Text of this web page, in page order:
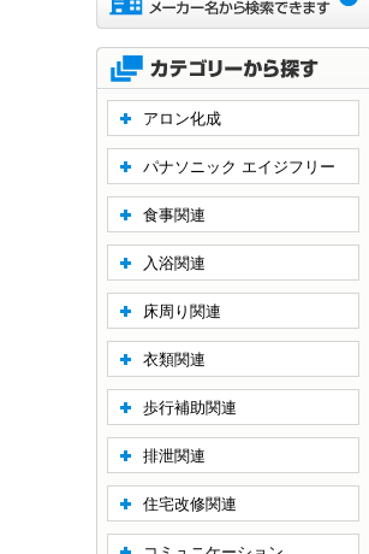
アロン化成
パナソニック エイジフリー
食事関連
入浴関連
床周り関連
衣類関連
歩行補助関連
排泄関連
住宅改修関連